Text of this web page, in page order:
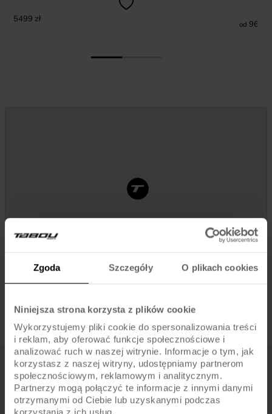
Zgoda Szczegóły O plikach cookies
Niniejsza strona korzysta z plików cookie
Wykorzystujemy pliki cookie do spersonalizowania treści
i reklam, aby oferować funkcje społecznościowe i
analizować ruch w naszej witrynie. Informacje o tym, jak
korzystasz z naszej witryny, udostępniamy partnerom
społecznościowym, reklamowym i analitycznym.
Partnerzy mogą połączyć te informacje z innymi danymi
otrzymanymi od Ciebie lub uzyskanymi podczas
5499 zł
od 969
FIRMA
O nas
Archiwum rowerów